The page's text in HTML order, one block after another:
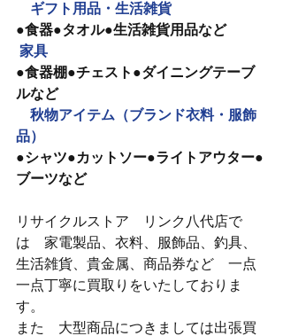
ギフト用品・生活雑貨
●食器●タオル●生活雑貨用品など
家具
●食器棚●チェスト●ダイニングテーブ
ルなど
秋物アイテム（ブランド衣料・服飾
品）
●シャツ●カットソー●ライトアウター●
ブーツなど
リサイクルストア　リンク八代店で
は　家電製品、衣料、服飾品、釣具、
生活雑貨、貴金属、商品券など　一点
一点丁寧に買取りをいたしておりま
す。
また　大型商品につきましては出張買